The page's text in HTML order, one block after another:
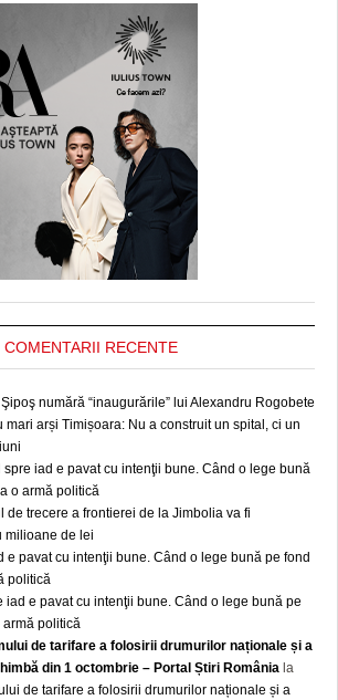
COMENTARII RECENTE
numără “inaugurările” lui Alexandru Rogobete
mari arși Timișoara: Nu a construit un spital, ci un
spre iad e pavat cu intenţii bune. Când o lege bună
o armă politică
de trecere a frontierei de la Jimbolia va fi
milioane de lei
e pavat cu intenţii bune. Când o lege bună pe fond
politică
iad e pavat cu intenţii bune. Când o lege bună pe
armă politică
de tarifare a folosirii drumurilor naționale și a
din 1 octombrie – Portal Știri România la
de tarifare a folosirii drumurilor naționale și a